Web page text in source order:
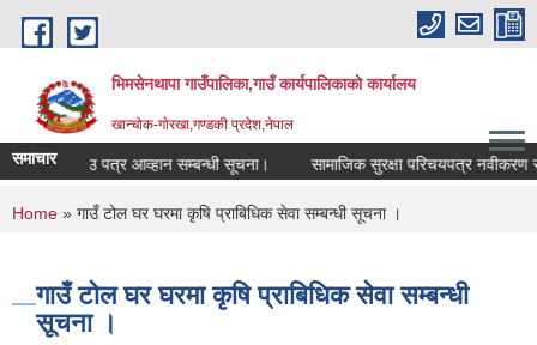
Skip to main content
भिमसेनथापा गाउँपालिका,गाउँ कार्यपालिकाकाे कार्यालय
खान्चोक-गाेरखा,गण्डकी प्रदेश,नेपाल
समाचारदरभाउ पत्र आव्हान सम्बन्धी सूचना। सामाजिक सुरक्षा परिचयपत्र नवीकरण
You are here
Home » गाउँ टोल घर घरमा कृषि प्राबिधिक सेवा सम्बन्धी सूचना ।
गाउँ टोल घर घरमा कृषि प्राबिधिक सेवा सम्बन्धी
सूचना ।